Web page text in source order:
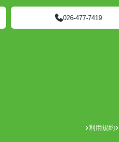
026-477-7419
利用規約